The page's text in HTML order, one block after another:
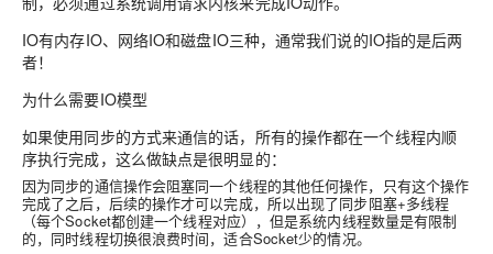
IO有内存IO、网络IO和磁盘IO三种，通常我们说的IO指的是后两
者！
为什么需要IO模型
如果使用同步的方式来通信的话，所有的操作都在一个线程内顺
序执行完成，这么做缺点是很明显的：
因为同步的通信操作会阻塞同一个线程的其他任何操作，只有这个操作
完成了之后，后续的操作才可以完成，所以出现了同步阻塞+多线程
（每个Socket都创建一个线程对应），但是系统内线程数量是有限制
的，同时线程切换很浪费时间，适合Socket少的情况。